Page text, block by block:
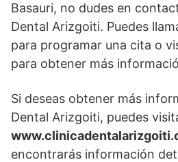
Basauri, no dudes en
Dental Arizgoiti. Puedes
para programar una cita o
para obtener más
Si deseas obtener más
Dental Arizgoiti, puedes
encontrarás información